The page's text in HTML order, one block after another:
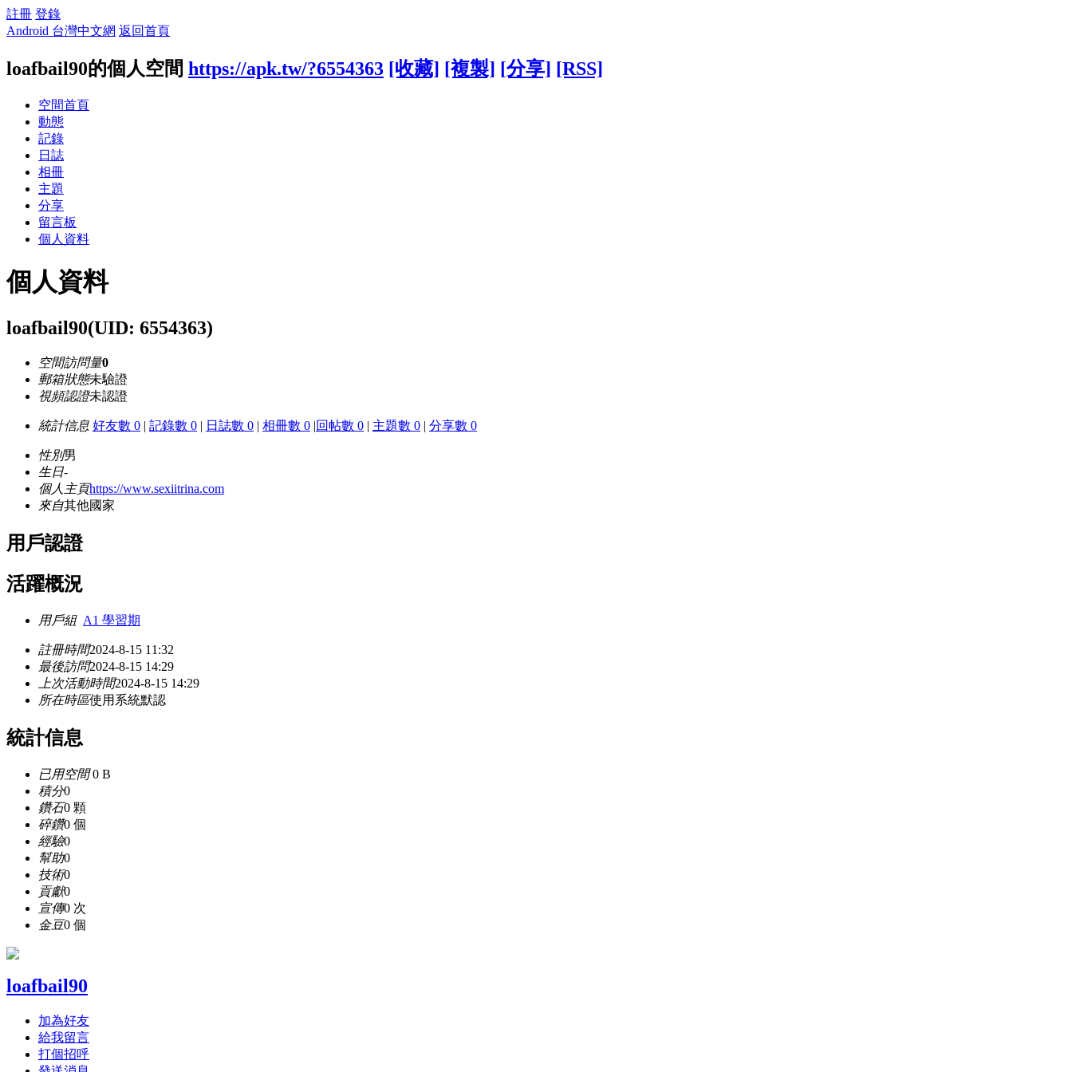
註冊 登錄
Android 台灣中文網 返回首頁
loafbail90的個人空間 https://apk.tw/?6554363 [收藏] [複製] [分享] [RSS]
空間首頁
動態
記錄
日誌
相冊
主題
分享
留言板
個人資料
個人資料
loafbail90(UID: 6554363)
空間訪問量0
郵箱狀態未驗證
視頻認證未認證
統計信息 好友數 0 | 記錄數 0 | 日誌數 0 | 相冊數 0 |回帖數 0 | 主題數 0 | 分享數 0
性別男
生日-
個人主頁https://www.sexiitrina.com
來自其他國家
用戶認證
活躍概況
用戶組 A1 學習期
註冊時間2024-8-15 11:32
最後訪問2024-8-15 14:29
上次活動時間2024-8-15 14:29
所在時區使用系統默認
統計信息
已用空間0 B
積分0
鑽石0 顆
碎鑽0 個
經驗0
幫助0
技術0
貢獻0
宣傳0 次
金豆0 個
loafbail90
加為好友
給我留言
打個招呼